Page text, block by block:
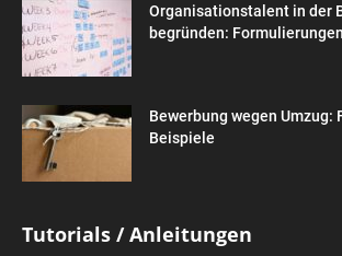
Organisationstalent in der
begründen:
Bewerbung wegen Umzug:
Beispiele
Tutorials / Anleitungen